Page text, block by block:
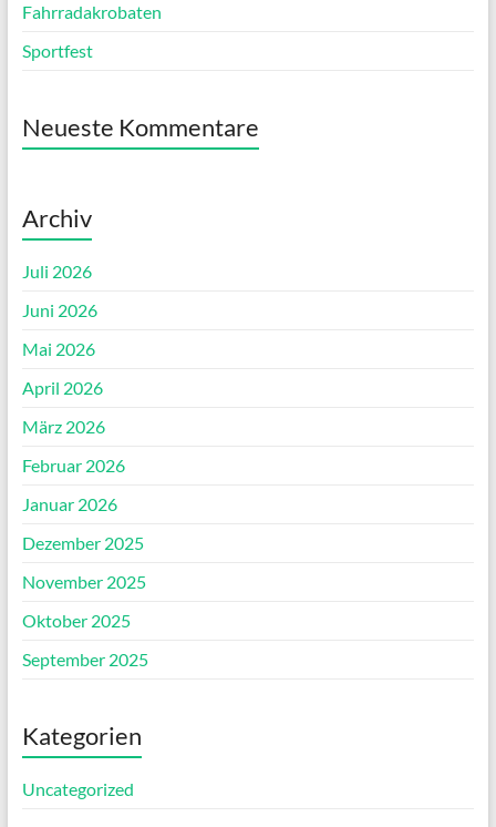
Fahrradakrobaten
Sportfest
Neueste Kommentare
Archiv
Juli 2026
Juni 2026
Mai 2026
April 2026
März 2026
Februar 2026
Januar 2026
Dezember 2025
November 2025
Oktober 2025
September 2025
Kategorien
Uncategorized